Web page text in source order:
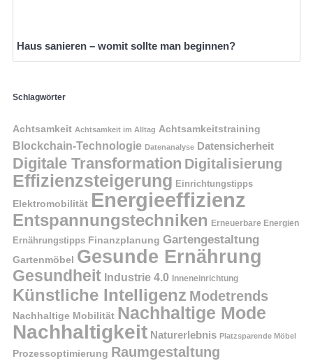
Haus sanieren – womit sollte man beginnen?
Schlagwörter
Achtsamkeit Achtsamkeit im Alltag Achtsamkeitstraining
Blockchain-Technologie Datenanalyse Datensicherheit
Digitale Transformation Digitalisierung
Effizienzsteigerung Einrichtungstipps
Elektromobilität Energieeffizienz
Entspannungstechniken Erneuerbare Energien
Ernährungstipps Finanzplanung Gartengestaltung
Gartenmöbel Gesunde Ernährung
Gesundheit Industrie 4.0 Inneneinrichtung
Künstliche Intelligenz Modetrends
Nachhaltige Mobilität Nachhaltige Mode
Nachhaltigkeit Naturerlebnis Platzsparende Möbel
Prozessoptimierung Raumgestaltung